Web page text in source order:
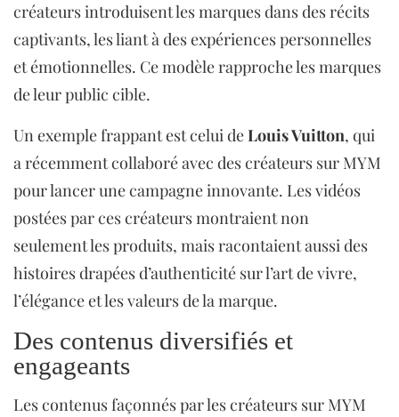
créateurs introduisent les marques dans des récits
captivants, les liant à des expériences personnelles
et émotionnelles. Ce modèle rapproche les marques
de leur public cible.
Un exemple frappant est celui deLouis Vuitton, qui
a récemment collaboré avec des créateurs sur MYM
pour lancer une campagne innovante. Les vidéos
postées par ces créateurs montraient non
seulement les produits, mais racontaient aussi des
histoires drapées d’authenticité sur l’art de vivre,
l’élégance et les valeurs de la marque.
Des contenus diversifiés et
engageants
Les contenus façonnés par les créateurs sur MYM